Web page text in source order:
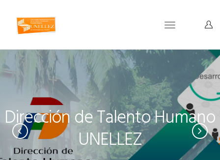
Toggle
Dirección de Talento Humano
UNELLEZ